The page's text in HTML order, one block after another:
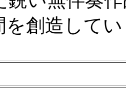
を創造して